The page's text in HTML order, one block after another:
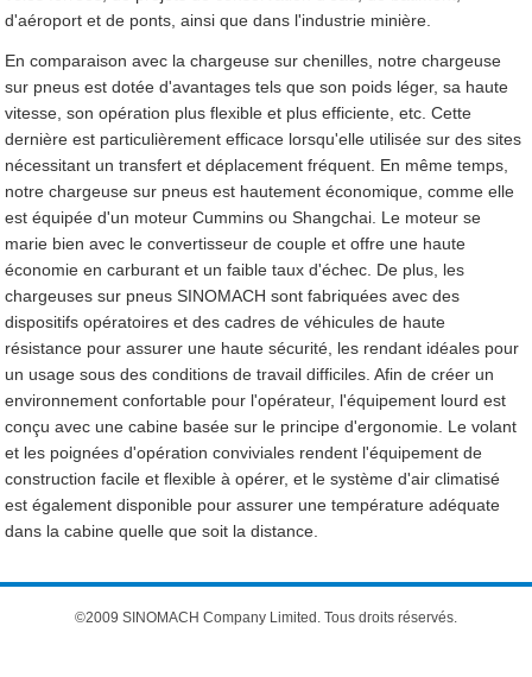
d'aéroport et de ponts, ainsi que dans l'industrie minière.
En comparaison avec la chargeuse sur chenilles, notre chargeuse
sur pneus est dotée d'avantages tels que son poids léger, sa haute
vitesse, son opération plus flexible et plus efficiente, etc. Cette
dernière est particulièrement efficace lorsqu'elle utilisée sur des sites
nécessitant un transfert et déplacement fréquent. En même temps,
notre chargeuse sur pneus est hautement économique, comme elle
est équipée d'un moteur Cummins ou Shangchai. Le moteur se
marie bien avec le convertisseur de couple et offre une haute
économie en carburant et un faible taux d'échec. De plus, les
chargeuses sur pneus SINOMACH sont fabriquées avec des
dispositifs opératoires et des cadres de véhicules de haute
résistance pour assurer une haute sécurité, les rendant idéales pour
un usage sous des conditions de travail difficiles. Afin de créer un
environnement confortable pour l'opérateur, l'équipement lourd est
conçu avec une cabine basée sur le principe d'ergonomie. Le volant
et les poignées d'opération conviviales rendent l'équipement de
construction facile et flexible à opérer, et le système d'air climatisé
est également disponible pour assurer une température adéquate
dans la cabine quelle que soit la distance.
©2009 SINOMACH Company Limited. Tous droits réservés.